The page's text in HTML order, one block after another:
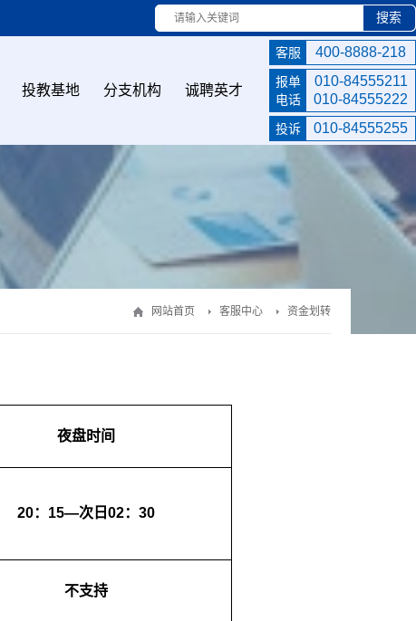
搜索
投教基地 分支机构 诚聘英才
客服 400-8888-218
报单
电话
010-84555211
010-84555222
投诉 010-84555255
网站首页 客服中心 资金划转
夜盘时间
20：15—次日02：30
不支持